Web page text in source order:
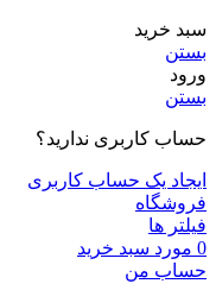
سبد خرید
بستن
ورود
بستن
حساب کاربری ندارید؟
ایجاد یک حساب کاربری
فروشگاه
فیلتر ها
0 مورد سبد خرید
حساب من